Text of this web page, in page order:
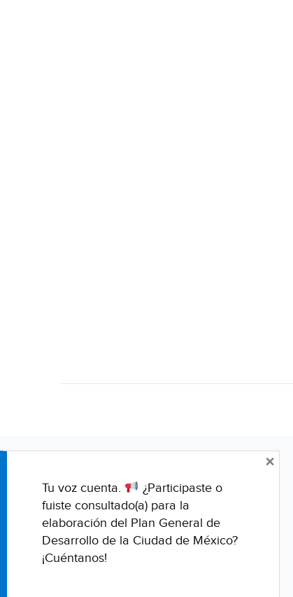
Tu voz cuenta.
¿Participaste o
fuiste consultado(a) para la
elaboración del Plan General de
Desarrollo de la Ciudad de México?
¡Cuéntanos!
×